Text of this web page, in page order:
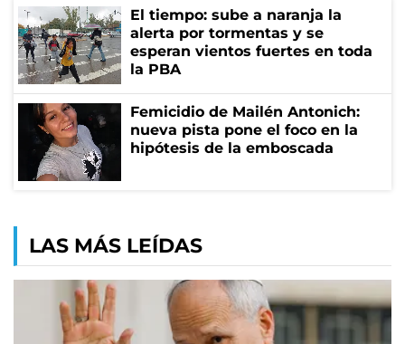
El tiempo: sube a naranja la
alerta por tormentas y se
esperan vientos fuertes en toda
la PBA
Femicidio de Mailén Antonich:
nueva pista pone el foco en la
hipótesis de la emboscada
LAS MÁS LEÍDAS